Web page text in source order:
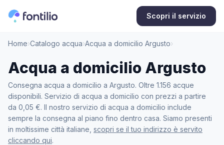
Scopri il servizio
Home›Catalogo acqua›Acqua a domicilio Argusto›
Acqua a domicilio Argusto
Consegna acqua a domicilio a Argusto. Oltre 1.156 acque
disponibili. Servizio di acqua a domicilio con prezzi a partire
da 0,05 €. Il nostro servizio di acqua a domicilio include
sempre la consegna al piano fino dentro casa. Siamo presenti
in moltissime città italiane, scopri se il tuo indirizzo è servito
cliccando qui.